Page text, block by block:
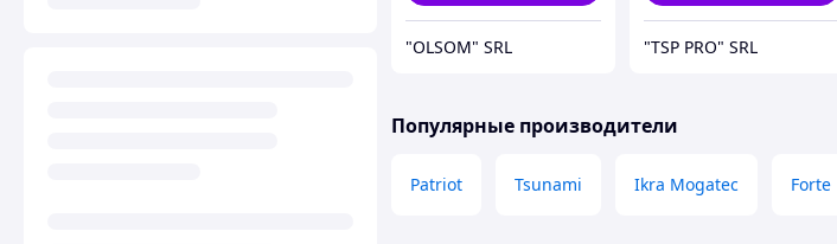
"OLSOM" SRL "TSP PRO" SRL
Популярные производители
Patriot Tsunami Ikra Mogatec Forte